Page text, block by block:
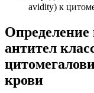
avidity) к
Определение
антител
крови